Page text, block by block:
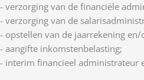
- verzorging van de financiële
- verzorging van de
- opstellen van de jaarrekening
- aangifte inkomstenbelasting;
- interim financieel administrateur